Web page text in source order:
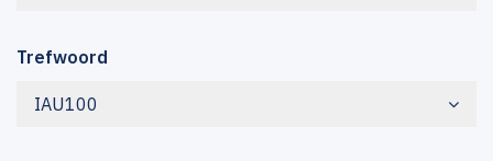
Trefwoord
IAU100